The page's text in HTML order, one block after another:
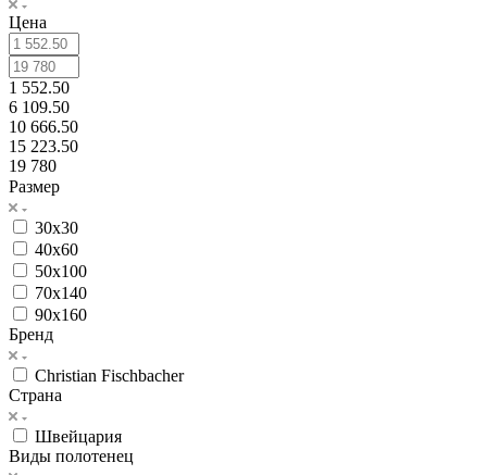
Цена
1 552.50
6 109.50
10 666.50
15 223.50
19 780
Размер
30x30
40x60
50x100
70x140
90x160
Бренд
Christian Fischbacher
Страна
Швейцария
Виды полотенец